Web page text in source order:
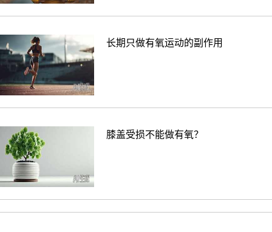
长期只做有氧运动的副作用
膝盖受损不能做有氧？